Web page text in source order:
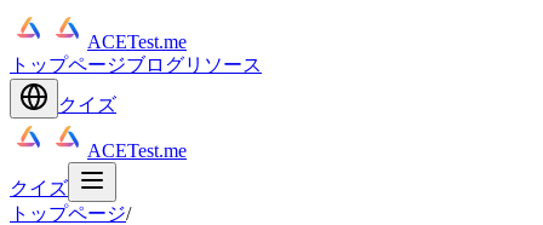
ACETest.me
トップページブログリソース
クイズ
ACETest.me
クイズ
トップページ/